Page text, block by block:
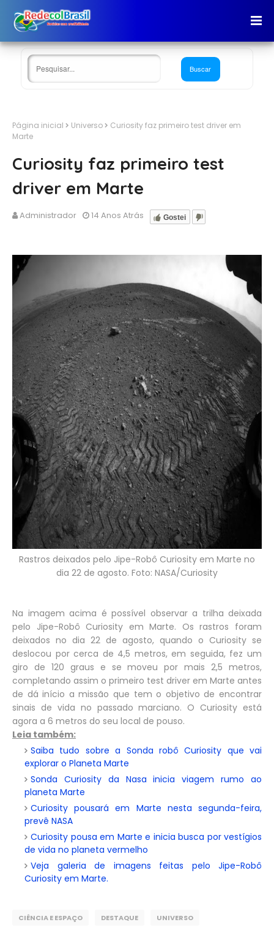
Página inicial Universo
Curiosity faz primeiro test driver em
Marte
Curiosity faz primeiro test
driver em Marte
Administrador Gostei
14 Anos Atrás
Rastros deixados pelo Jipe-Robô Curiosity em Marte no
dia 22 de agosto. Foto: NASA/Curiosity
Na imagem acima é possível observar a trilha deixada
pelo Jipe-Robô Curiosity em Marte. Os rastros foram
deixados no dia 22 de agosto, quando o Curiosity se
deslocou por cerca de 4,5 metros, em seguida, fez um
giro de 120 graus e se moveu por mais 2,5 metros,
completando assim o primeiro test driver em Marte antes
de dá início a missão que tem o objetivo de encontrar
sinais de vida no passado marciano. O Curiosity está
agora a 6 metros do seu local de pouso.
Leia também:
Saiba tudo sobre a Sonda robô Curiosity que vai
explorar o Planeta Marte
Sonda Curiosity da Nasa inicia viagem rumo ao
planeta Marte
Curiosity pousará em Marte nesta segunda-feira,
prevê NASA
Curiosity pousa em Marte e inicia busca por vestígios
de vida no planeta vermelho
Veja galeria de imagens feitas pelo Jipe-Robô
Curiosity em Marte.
CIÊNCIA E ESPAÇO DESTAQUE UNIVERSO